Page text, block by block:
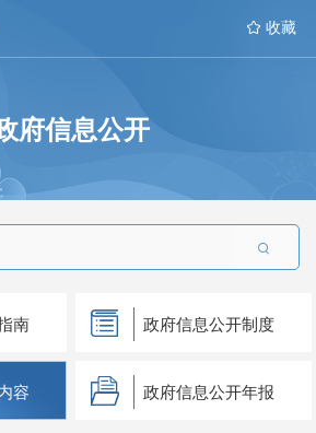
 收藏
府信息公开

南 政府信息公开制度
容 政府信息公开年报